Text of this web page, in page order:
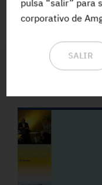
pulsa “salir” para
corporativo de
SALIR